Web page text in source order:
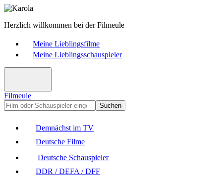
Herzlich willkommen bei der Filmeule
Meine Lieblingsfilme
Meine Lieblingsschauspieler
Filmeule
Suchen
Demnächst im TV
Deutsche Filme
Deutsche Schauspieler
DDR / DEFA / DFF